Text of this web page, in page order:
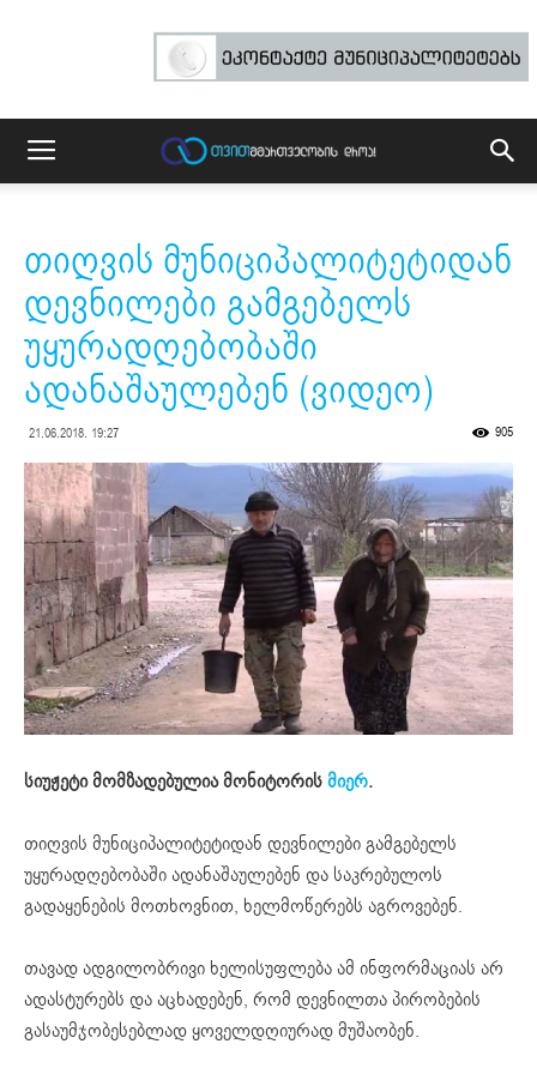
თიღვის მუნიციპალიტეტიდან
დევნილები გამგებელს
უყურადღებობაში
ადანაშაულებენ (ვიდეო)
21.06.2018. 19:27 905
სიუჟეტი მომზადებულია მონიტორისმიერ.
თიღვის მუნიციპალიტეტიდან დევნილები გამგებელს
უყურადღებობაში ადანაშაულებენ და საკრებულოს
გადაყენების მოთხოვნით, ხელმოწერებს აგროვებენ.
თავად ადგილობრივი ხელისუფლება ამ ინფორმაციას არ
ადასტურებს და აცხადებენ, რომ დევნილთა პირობების
გასაუმჯობესებლად ყოველდღიურად მუშაობენ.